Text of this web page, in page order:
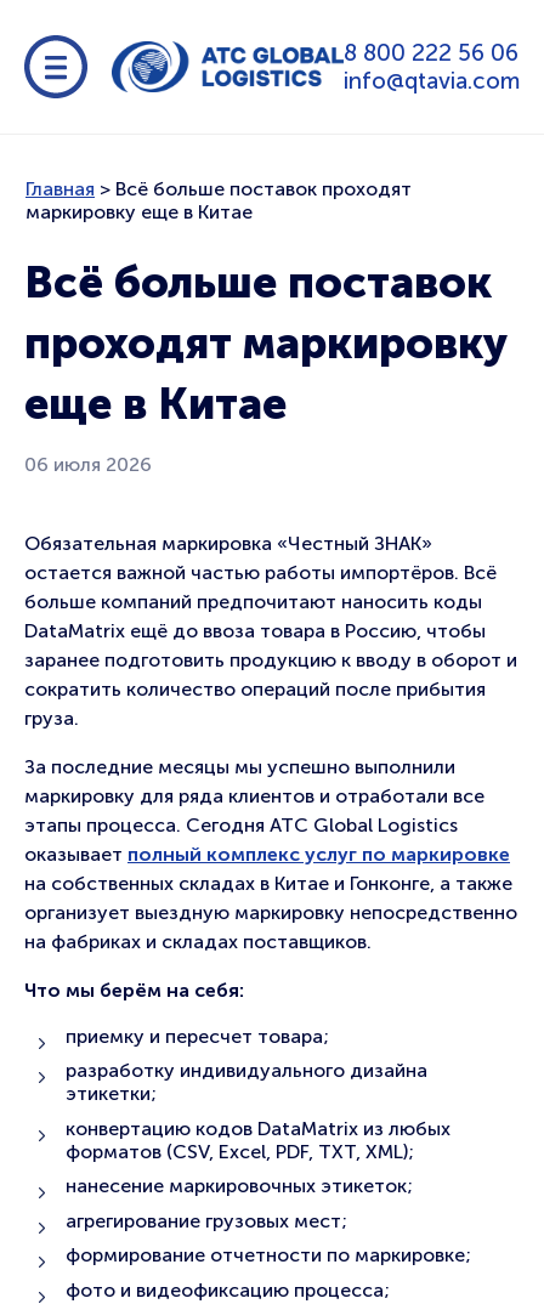
8 800 222 56 06
info@qtavia.com
Главная > Всё больше поставок проходят
маркировку еще в Китае
Всё больше поставок
проходят маркировку
еще в Китае
06 июля 2026
Обязательная маркировка «Честный ЗНАК»
остается важной частью работы импортёров. Всё
больше компаний предпочитают наносить коды
DataMatrix ещё до ввоза товара в Россию, чтобы
заранее подготовить продукцию к вводу в оборот и
сократить количество операций после прибытия
груза.
За последние месяцы мы успешно выполнили
маркировку для ряда клиентов и отработали все
этапы процесса. Сегодня ATC Global Logistics
оказывает полный комплекс услуг по маркировке
на собственных складах в Китае и Гонконге, а также
организует выездную маркировку непосредственно
на фабриках и складах поставщиков.
Что мы берём на себя:
приемку и пересчет товара;
разработку индивидуального дизайна
этикетки;
конвертацию кодов DataMatrix из любых
форматов (CSV, Excel, PDF, TXT, XML);
нанесение маркировочных этикеток;
агрегирование грузовых мест;
формирование отчетности по маркировке;
фото и видеофиксацию процесса;